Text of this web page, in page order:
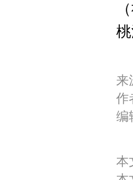
来
作
编
本